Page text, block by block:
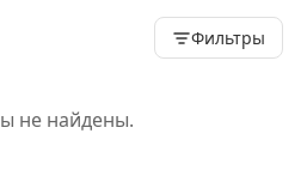
Фильтры
не найдены.